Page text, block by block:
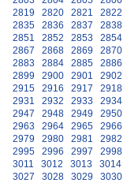
2819
2820 2821 2822
2835
2836 2837 2838
2851
2852 2853 2854
2867
2868 2869 2870
2883
2884 2885 2886
2899
2900 2901 2902
2915
2916 2917 2918
2931
2932 2933 2934
2947
2948 2949 2950
2963
2964 2965 2966
2979
2980 2981 2982
2995
2996 2997 2998
3011
3012 3013 3014
3027
3028 3029 3030